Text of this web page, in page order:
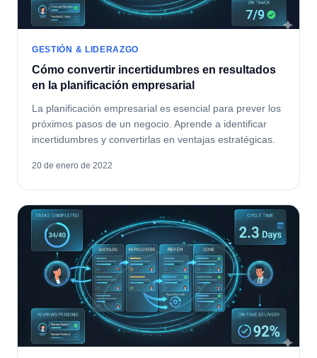
GESTIÓN & LIDERAZGO
Cómo convertir incertidumbres en resultados
en la planificación empresarial
La planificación empresarial es esencial para prever los
próximos pasos de un negocio. Aprende a identificar
incertidumbres y convertirlas en ventajas estratégicas.
20 de enero de 2022